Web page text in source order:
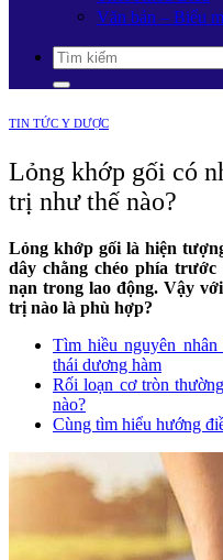
Văn bản – Biểu
TIN TỨC Y DƯỢC
Lỏng khớp gối có
trị như thế nào?
Lỏng khớp gối là hiện
dây chằng chéo phía
nạn trong lao động. Vậy
trị nào là phù hợp?
Tìm hiều nguyên
thái dương hàm
Rối loạn cơ tròn
nào?
Cùng tìm hiểu hướng